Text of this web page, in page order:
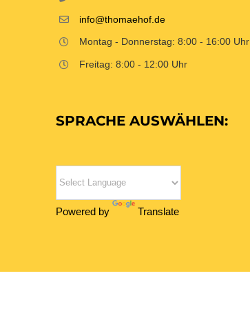
info@thomaehof.de
Montag - Donnerstag: 8:00 - 16:00 Uhr
Freitag: 8:00 - 12:00 Uhr
SPRACHE AUSWÄHLEN:
Powered by Translate